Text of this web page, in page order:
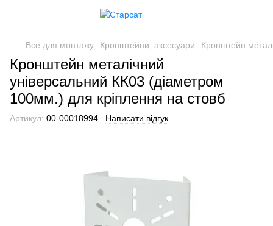
Все для монтажу Кронштейни, аксесуари Кронштейн
Кронштейн металічний
універсальний КК03 (діаметром
100мм.) для кріплення на стовб
Артикул: 00-00018994 Написати відгук